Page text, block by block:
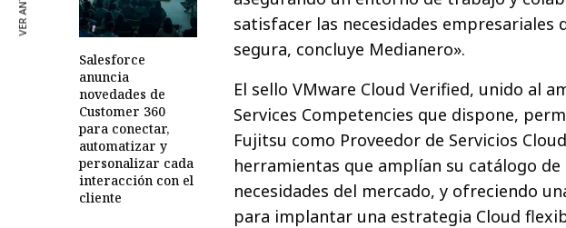
Salesforce
anuncia
novedades de
Customer 360
para conectar,
automatizar y
personalizar cada
interacción con el
cliente
satisfacer las necesidades
segura, concluye Medianero».
El sello VMware Cloud Verified, unido al
Services Competencies que dispone,
Fujitsu como Proveedor de Servicios
herramientas que amplían su catálogo
necesidades del mercado, y ofreciendo
para implantar una estrategia Cloud